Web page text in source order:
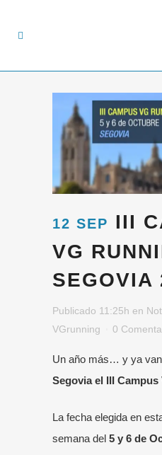
12 SEP III
VG
SEGOVIA
Publicado 11:25h en
VGrunning
0
Un año más… y ya
Segovia el III
La fecha elegida en
semana del 5 y 6 de